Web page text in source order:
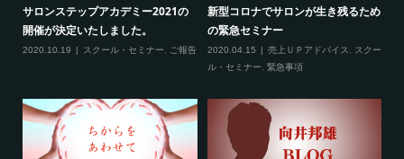
サロンステップアカデミー2021の
開催が決定いたしました。
2020.10.19 スクール・セミナー, ご報告
新型コロナでサロンが生き残るため
の緊急セミナー
2020.04.15 売上ＵＰアドバイス, スクー
ル・セミナー, 緊急事項